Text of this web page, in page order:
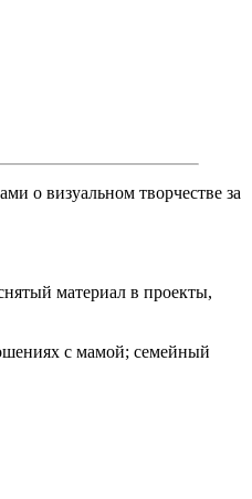
о визуальном творчестве за
материал в проекты,
с мамой; семейный